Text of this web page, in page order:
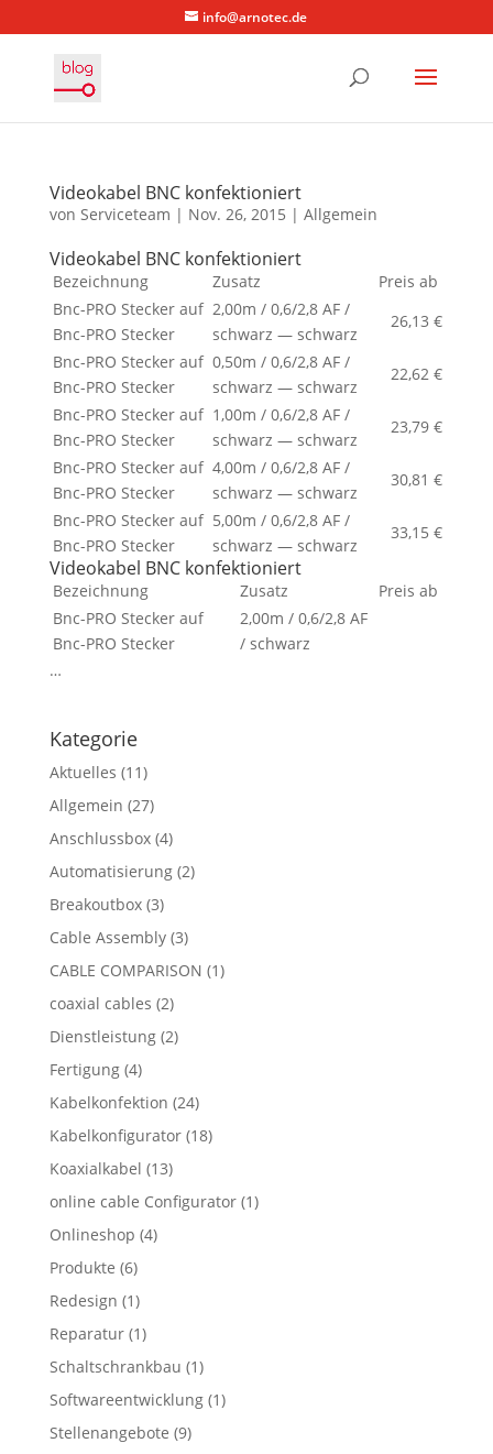
info@arnotec.de
Videokabel BNC konfektioniert
von Serviceteam | Nov. 26, 2015 | Allgemein
Videokabel BNC konfektioniert
Bezeichnung Zusatz
Preis ab
Bnc-PRO Stecker auf
Bnc-PRO Stecker
2,00m / 0,6/2,8 AF /
schwarz — schwarz
26,13 €
Bnc-PRO Stecker auf
Bnc-PRO Stecker
0,50m / 0,6/2,8 AF /
schwarz — schwarz
22,62 €
Bnc-PRO Stecker auf
Bnc-PRO Stecker
1,00m / 0,6/2,8 AF /
schwarz — schwarz
23,79 €
Bnc-PRO Stecker auf
Bnc-PRO Stecker
4,00m / 0,6/2,8 AF /
schwarz — schwarz
30,81 €
Bnc-PRO Stecker auf
Bnc-PRO Stecker
5,00m / 0,6/2,8 AF /
schwarz — schwarz
33,15 €
Videokabel BNC konfektioniert
Bezeichnung Zusatz
Preis ab
Bnc-PRO Stecker auf
Bnc-PRO Stecker
2,00m / 0,6/2,8 AF
/ schwarz
…
Kategorie
Aktuelles (11)
Allgemein (27)
Anschlussbox(4)
Automatisierung(2)
Breakoutbox(3)
Cable Assembly(3)
CABLE COMPARISON (1)
coaxial cables (2)
Dienstleistung(2)
Fertigung(4)
Kabelkonfektion (24)
Kabelkonfigurator(18)
Koaxialkabel (13)
online cable Configurator(1)
Onlineshop (4)
Produkte (6)
Redesign (1)
Reparatur(1)
Schaltschrankbau (1)
Softwareentwicklung(1)
Stellenangebote (9)